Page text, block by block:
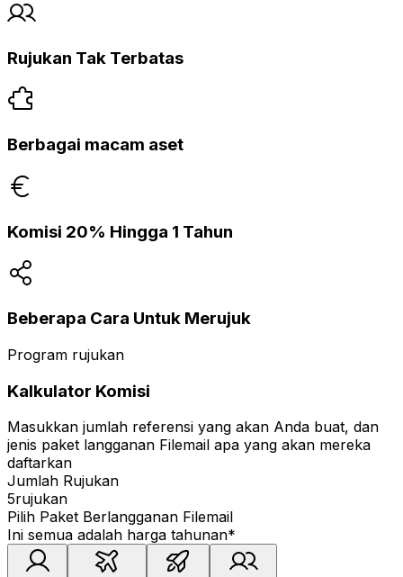
Rujukan Tak Terbatas
Berbagai macam aset
Komisi 20% Hingga 1 Tahun
Beberapa Cara Untuk Merujuk
Program rujukan
Kalkulator Komisi
Masukkan jumlah referensi yang akan Anda buat, dan
jenis paket langganan Filemail apa yang akan mereka
daftarkan
Jumlah Rujukan
5rujukan
Pilih Paket Berlangganan Filemail
Ini semua adalah harga tahunan*